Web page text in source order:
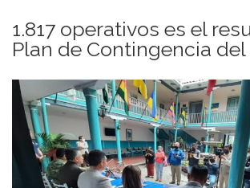
1.817 operativos es el
Plan de Contingencia del